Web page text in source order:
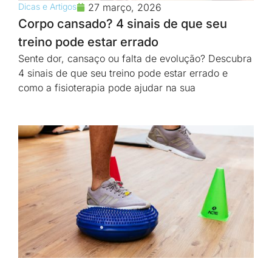
Dicas e Artigos 27 março, 2026
Corpo cansado? 4 sinais de que seu
treino pode estar errado
Sente dor, cansaço ou falta de evolução? Descubra
4 sinais de que seu treino pode estar errado e
como a fisioterapia pode ajudar na sua